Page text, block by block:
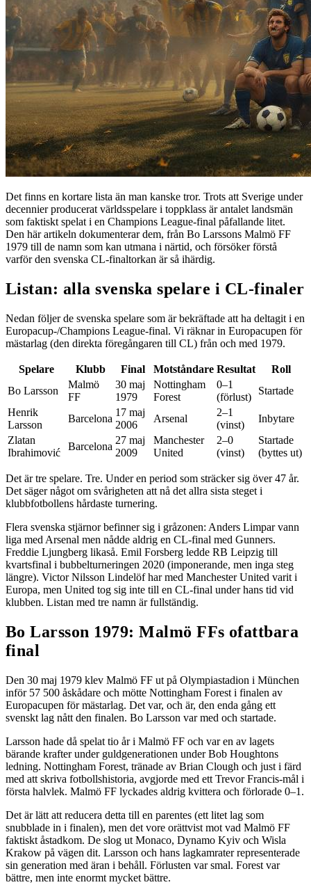
Det finns en kortare lista än man kanske tror. Trots att Sverige under
decennier producerat världsspelare i toppklass är antalet landsmän
som faktiskt spelat i en Champions League-final påfallande litet.
Den här artikeln dokumenterar dem, från Bo Larssons Malmö FF
1979 till de namn som kan utmana i närtid, och försöker förstå
varför den svenska CL-finaltorkan är så ihärdig.
Listan: alla svenska spelare i CL-finaler
Nedan följer de svenska spelare som är bekräftade att ha deltagit i en
Europacup-/Champions League-final. Vi räknar in Europacupen för
mästarlag (den direkta föregångaren till CL) från och med 1979.
Spelare Klubb Final Motståndare Resultat
Roll
Bo Larsson
Malmö
FF
30 maj
1979
Nottingham
Forest
0–1
(förlust)
Startade
Henrik
Larsson
Barcelona
17 maj
2006
Arsenal
2–1
(vinst)
Inbytare
Zlatan
Ibrahimović
Barcelona
27 maj
2009
Manchester
United
2–0
(vinst)
Startade
(byttes ut)
Det är tre spelare. Tre. Under en period som sträcker sig över 47 år.
Det säger något om svårigheten att nå det allra sista steget i
klubbfotbollens hårdaste turnering.
Flera svenska stjärnor befinner sig i gråzonen: Anders Limpar vann
liga med Arsenal men nådde aldrig en CL-final med Gunners.
Freddie Ljungberg likaså. Emil Forsberg ledde RB Leipzig till
kvartsfinal i bubbelturneringen 2020 (imponerande, men inga steg
längre). Victor Nilsson Lindelöf har med Manchester United varit i
Europa, men United tog sig inte till en CL-final under hans tid vid
klubben. Listan med tre namn är fullständig.
Bo Larsson 1979: Malmö FFs ofattbara
final
Den 30 maj 1979 klev Malmö FF ut på Olympiastadion i München
inför 57 500 åskådare och mötte Nottingham Forest i finalen av
Europacupen för mästarlag. Det var, och är, den enda gång ett
svenskt lag nått den finalen. Bo Larsson var med och startade.
Larsson hade då spelat tio år i Malmö FF och var en av lagets
bärande krafter under guldgenerationen under Bob Houghtons
ledning. Nottingham Forest, tränade av Brian Clough och just i färd
med att skriva fotbollshistoria, avgjorde med ett Trevor Francis-mål i
första halvlek. Malmö FF lyckades aldrig kvittera och förlorade 0–1.
Det är lätt att reducera detta till en parentes (ett litet lag som
snubblade in i finalen), men det vore orättvist mot vad Malmö FF
faktiskt åstadkom. De slog ut Monaco, Dynamo Kyiv och Wisla
Krakow på vägen dit. Larsson och hans lagkamrater representerade
sin generation med äran i behåll. Förlusten var smal. Forest var
bättre, men inte enormt mycket bättre.